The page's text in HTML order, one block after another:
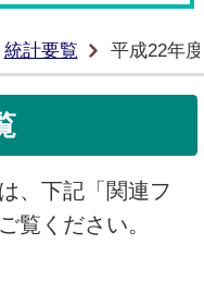
統計要覧 平成22年
、下記「関連フ
覧ください。